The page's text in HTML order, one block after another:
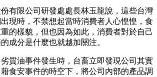
有限公司研發處處長林玉龍說，這些台灣
現時，不禁想起當時消費者人心惶惶，食
的樣貌，但也因為如此，消費者對於自己
成分是什麼也就越加關注。
質油事件發生時，台畜立即發現公司其實
食安事件的時空下，將公司內部的產品調